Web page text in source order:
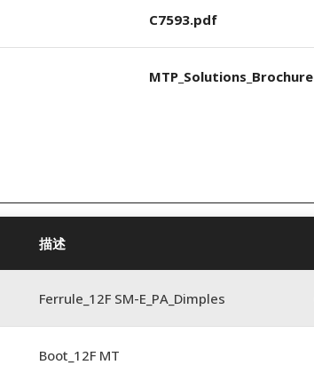
C7593.pdf
MTP_Solutions_Brochure
描述
Ferrule_12F SM-E_PA_Dimples
Boot_12F MT